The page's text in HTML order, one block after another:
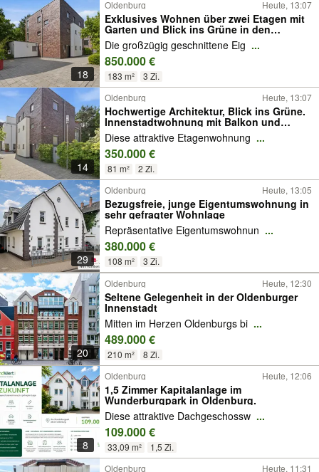
18
Oldenburg Heute, 13:07
Exklusives Wohnen über zwei Etagen mit
Garten und Blick ins Grüne in den
Heiligengeisthöfen
Die großzügig geschnittene Eig ...
850.000 €
183 m² 3 Zi.
14
Oldenburg Heute, 13:07
Hochwertige Architektur, Blick ins Grüne.
Innenstadtwohnung mit Balkon und
Tiefgaragenstellplatz
Diese attraktive Etagenwohnung ...
350.000 €
81 m² 2 Zi.
29
Oldenburg Heute, 13:05
Bezugsfreie, junge Eigentumswohnung in
sehr gefragter Wohnlage
Repräsentative Eigentumswohnun ...
380.000 €
108 m² 3 Zi.
20
Oldenburg Heute, 12:30
Seltene Gelegenheit in der Oldenburger
Innenstadt
Mitten im Herzen Oldenburgs bi ...
489.000 €
210 m² 8 Zi.
8
Oldenburg Heute, 12:06
1,5 Zimmer Kapitalanlage im
Wunderburgpark in Oldenburg.
Diese attraktive Dachgeschossw ...
109.000 €
33,09 m²
1,5 Zi.
Oldenburg
Heute, 11:31